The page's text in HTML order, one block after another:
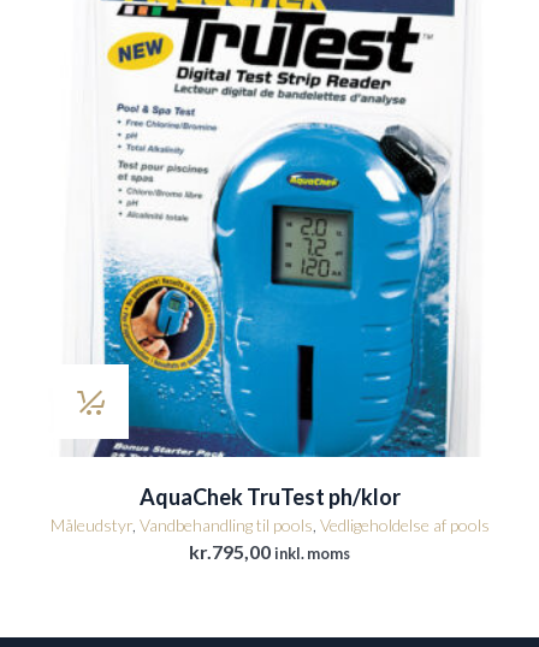
AquaChek TruTest ph/klor
Måleudstyr, Vandbehandling til pools Vedligeholdelse af pools
kr.795,00inkl. moms